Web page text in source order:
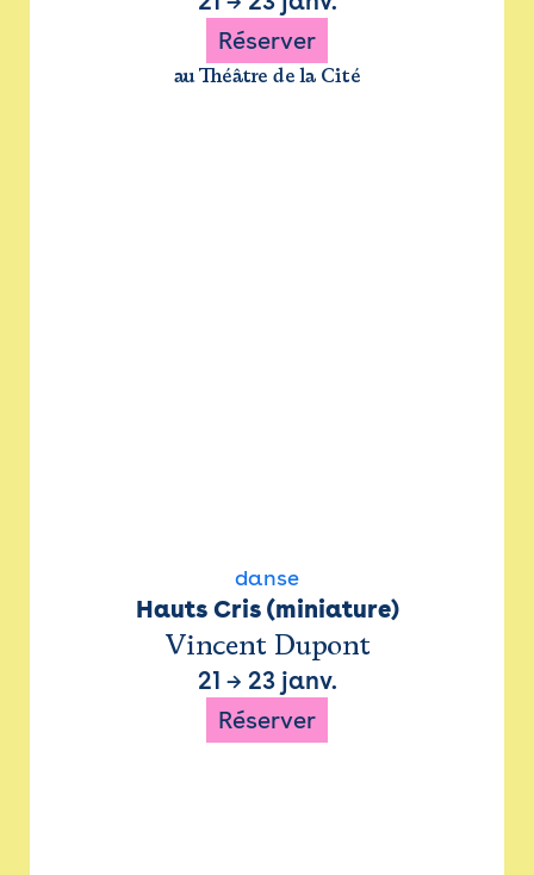
Réserver
au Théâtre de la Cité
danse
Hauts Cris (miniature)
Vincent Dupont
21 → 23 janv.
Réserver